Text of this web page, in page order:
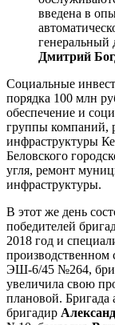
введена в
генеральный
Дмитрий
Социальные
порядка 100 млн
обеспечение и
группы компаний,
инфраструктуры
Беловского
угля, ремонт
инфраструктуры.
В этот же день
победителей
2018 год и
производственном
ЭШ-6/45 №264,
увеличила свою
плановой. Бригада
бригадир